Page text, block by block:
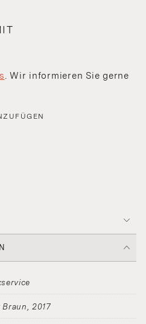
. Wir informieren Sie gerne
Braun 2017